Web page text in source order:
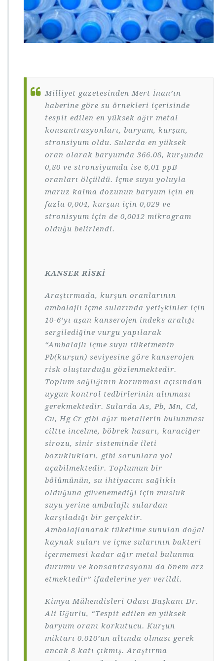
Milliyet gazetesinden Mert İnan’ın
haberine göre su örnekleri içerisinde
tespit edilen en yüksek ağır metal
konsantrasyonları, baryum, kurşun,
stronsiyum oldu. Sularda en yüksek
oran olarak baryumda 366.08, kurşunda
0,80 ve stronsiyumda ise 6,01 ppB
oranları ölçüldü. İçme suyu yoluyla
maruz kalma dozunun baryum için en
fazla 0,004, kurşun için 0,029 ve
stronisyum için de 0,0012 mikrogram
olduğu belirlendi.
KANSER RİSKİ
Araştırmada, kurşun oranlarının
ambalajlı içme sularında yetişkinler için
10-6’yı aşan kanserojen indeks aralığı
sergilediğine vurgu yapılarak
“Ambalajlı içme suyu tüketmenin
Pb(kurşun) seviyesine göre kanserojen
risk oluşturduğu gözlenmektedir.
Toplum sağlığının korunması açısından
uygun kontrol tedbirlerinin alınması
gerekmektedir. Sularda As, Pb, Mn, Cd,
Cu, Hg Cr gibi ağır metallerin bulunması
ciltte incelme, böbrek hasarı, karaciğer
sirozu, sinir sisteminde ileti
bozuklukları, gibi sorunlara yol
açabilmektedir. Toplumun bir
bölümünün, su ihtiyacını sağlıklı
olduğuna güvenemediği için musluk
suyu yerine ambalajlı sulardan
karşıladığı bir gerçektir.
Ambalajlanarak tüketime sunulan doğal
kaynak suları ve içme sularının bakteri
içermemesi kadar ağır metal bulunma
durumu ve konsantrasyonu da önem arz
etmektedir” ifadelerine yer verildi.
Kimya Mühendisleri Odası Başkanı Dr.
Ali Uğurlu, “Tespit edilen en yüksek
baryum oranı korkutucu. Kurşun
miktarı 0.010’un altında olması gerek
ancak 8 katı çıkmış. Araştırma